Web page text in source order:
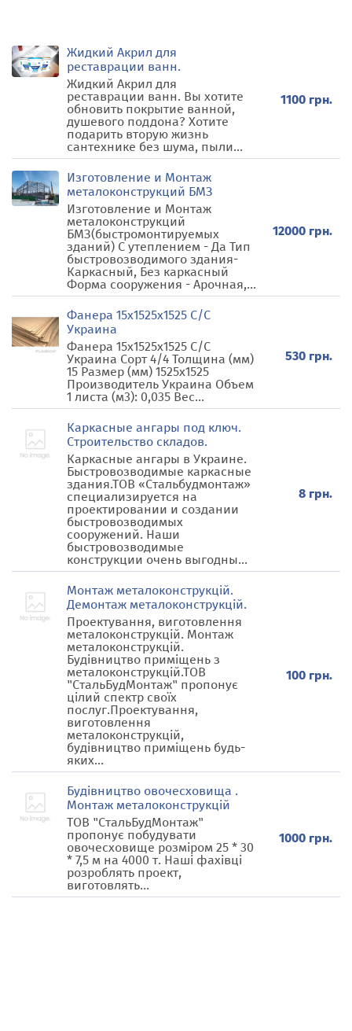
Жидкий Акрил для
реставрации ванн.
Жидкий Акрил для
реставрации ванн. Вы хотите
обновить покрытие ванной,
душевого поддона? Хотите
подарить вторую жизнь
сантехнике без шума, пыли...
1100 грн.
Изготовление и Монтаж
металоконструкций БМЗ
Изготовление и Монтаж
металоконструкций
БМЗ(быстромонтируемых
зданий) С утеплением - Да Тип
быстровозводимого здания-
Каркасный, Без каркасный
Форма сооружения - Арочная,...
12000 грн.
Фанера 15х1525х1525 С/С
Украина
Фанера 15х1525х1525 С/С
Украина Сорт 4/4 Толщина (мм)
15 Размер (мм) 1525х1525
Производитель Украина Объем
1 листа (м3): 0,035 Вес...
530 грн.
Каркасные ангары под ключ.
Строительство складов.
Каркасные ангары в Украине.
Быстровозводимые каркасные
здания.ТОВ «Стальбудмонтаж»
специализируется на
проектировании и создании
быстровозводимых
сооружений. Наши
быстровозводимые
конструкции очень выгодны...
8 грн.
Монтаж металоконструкцій.
Демонтаж металоконструкцій.
Проектування, виготовлення
металоконструкцій. Монтаж
металоконструкцій.
Будівництво приміщень з
металоконструкцій.ТОВ
"СтальБудМонтаж" пропонує
цілий спектр своїх
послуг.Проектування,
виготовлення
металоконструкцій,
будівництво приміщень будь-
яких...
100 грн.
Будівництво овочесховища .
Монтаж металоконструкцій
ТОВ "СтальБудМонтаж"
пропонує побудувати
овочесховище розміром 25 * 30
* 7,5 м на 4000 т. Наші фахівці
розроблять проект,
виготовлять...
1000 грн.